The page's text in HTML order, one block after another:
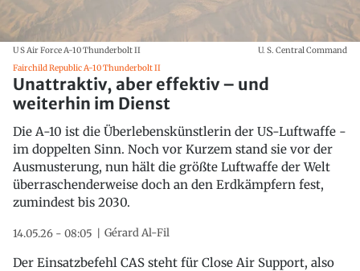
U S Air Force A-10 Thunderbolt II
U. S. Central Command
Fairchild Republic A-10 Thunderbolt II
Unattraktiv, aber effektiv – und
weiterhin im Dienst
Die A-10 ist die Überlebenskünstlerin der US-Luftwaffe -
im doppelten Sinn. Noch vor Kurzem stand sie vor der
Ausmusterung, nun hält die größte Luftwaffe der Welt
überraschenderweise doch an den Erdkämpfern fest,
zumindest bis 2030.
14.05.26 - 08:05 Gérard Al-Fil
Der Einsatzbefehl CAS steht für Close Air Support, also